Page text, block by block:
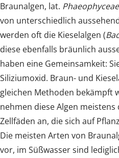
Braunalgen, lat. Phaeophyceae
von unterschiedlich
werden oft die Kieselalgen (
diese ebenfalls bräunlich
haben eine Gemeinsamkeit:
Siliziumoxid. Braun- und
gleichen Methoden bekämpft
nehmen diese Algen
Zellfäden an, die sich auf
Die meisten Arten von
vor, im Süßwasser sind